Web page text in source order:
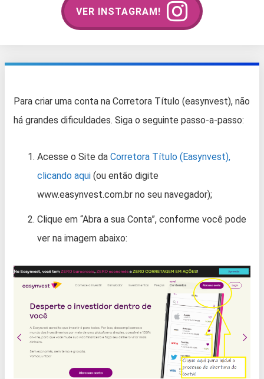
VER INSTAGRAM!
Para criar uma conta na Corretora Título (easynvest), não
há grandes dificuldades. Siga o seguinte passo-a-passo:
Acesse o Site da Corretora Título (Easynvest),
clicando aqui (ou então digite
www.easynvest.com.br no seu navegador);
Clique em “Abra a sua Conta”, conforme você pode
ver na imagem abaixo: